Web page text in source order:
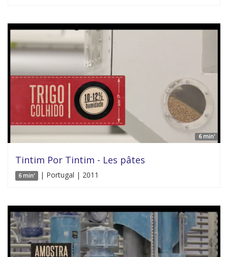
6 min'
Tintim Por Tintim - Les pâtes
6 min' | Portugal | 2011